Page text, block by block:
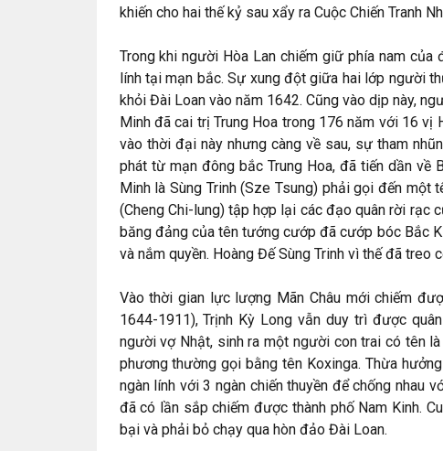
khiến cho hai thế kỷ sau xẩy ra Cuộc Chiến Tranh
Trong khi người Hòa Lan chiếm giữ phía nam
lính tại mạn bắc. Sự xung đột giữa hai lớp người
khỏi Đài Loan vào năm 1642. Cũng vào dịp này,
Minh đã cai trị Trung Hoa trong 176 năm với 16 vị
vào thời đại này nhưng càng về sau, sự tham
phát từ mạn đông bắc Trung Hoa, đã tiến dần về
Minh là Sùng Trinh (Sze Tsung) phải gọi đến
(Cheng Chi-lung) tập hợp lại các đạo quân rời rạc
băng đảng của tên tướng cướp đã cướp bóc Bắc
và nắm quyền. Hoàng Đế Sùng Trinh vì thế đã treo
Vào thời gian lực lượng Mãn Châu mới chiếm
1644-1911), Trịnh Kỳ Long vẫn duy trì được
người vợ Nhật, sinh ra một người con trai có tên
phương thường gọi bằng tên Koxinga. Thừa
ngàn lính với 3 ngàn chiến thuyền để chống nhau
đã có lần sắp chiếm được thành phố Nam Kinh.
bại và phải bỏ chạy qua hòn đảo Đài Loan.